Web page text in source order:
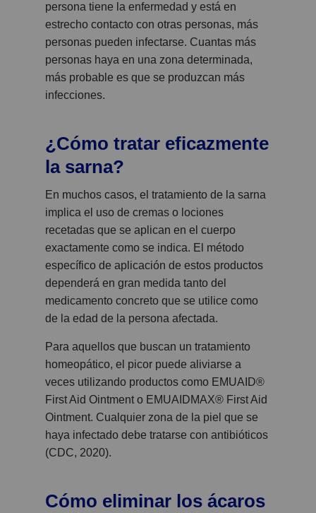
persona tiene la enfermedad y está en
estrecho contacto con otras personas, más
personas pueden infectarse. Cuantas más
personas haya en una zona determinada,
más probable es que se produzcan más
infecciones.
¿Cómo tratar eficazmente
la sarna?
En muchos casos, el tratamiento de la sarna
implica el uso de cremas o lociones
recetadas que se aplican en el cuerpo
exactamente como se indica. El método
específico de aplicación de estos productos
dependerá en gran medida tanto del
medicamento concreto que se utilice como
de la edad de la persona afectada.
Para aquellos que buscan un tratamiento
homeopático, el picor puede aliviarse a
veces utilizando productos como EMUAID®
First Aid Ointment o EMUAIDMAX® First Aid
Ointment. Cualquier zona de la piel que se
haya infectado debe tratarse con antibióticos
(CDC, 2020).
Cómo eliminar los ácaros